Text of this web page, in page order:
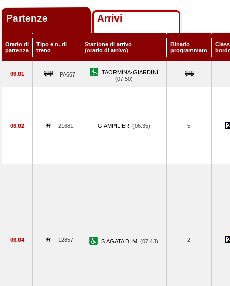
Partenze Arrivi
Orario di
partenza
Tipo e n. di
treno
Stazione di arrivo
(orario di arrivo)
Binario
programmato
06.01 PA667
TAORMINA-GIARDINI
(07.50)
06.02 21681 GIAMPILIERI (06.35) 5
06.04 12857 S.AGATA DI M. (07.43) 2